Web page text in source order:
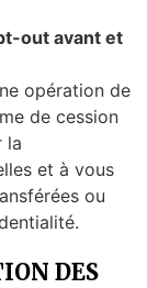
out avant et
opération de
de cession
la
et à vous
ou
DES